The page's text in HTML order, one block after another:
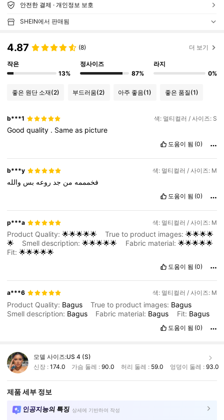
안전한 결제 · 개인정보 보호
SHEIN에서 판매됨
4.87 (8) 더 보기
작은
13%
정사이즈
87%
라지
0%
좋은 원단 소재(2) 부드러움(2) 아주 좋음(1) 좋은 품질(1)
b***1 색: 멀티컬러 / 사이즈: S
Goodquality . Sameas picture
도움이 됨 (0)
b***y 색: 멀티컬러 / 사이즈: M
فخمممه من جد روعه بس والله
도움이 됨 (0)
p***a 색: 멀티컬러 / 사이즈: M
Product Quality:🌟🌟🌟🌟🌟 True to product images:🌟🌟🌟🌟
🌟
Smell description:🌟🌟🌟🌟🌟 Fabric material: 🌟🌟🌟🌟🌟
Fit:🌟🌟🌟🌟🌟
도움이 됨 (0)
a***6 색: 멀티컬러 / 사이즈: M
Product Quality: Bagus True to product images: Bagus
Smell description: Bagus Fabric material: Bagus Fit: Bagus
도움이 됨 (0)
모델 사이즈:US 4 (S)
신장 : 174.0 가슴 둘레 :90.0 허리 둘레 : 59.0 엉덩이 둘레 : 93.0
제품 세부 정보
인공지능의 특징 상세에 기반하여 작성